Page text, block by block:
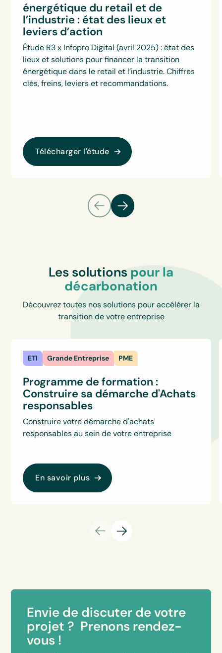
énergétique du retail et de
l’industrie : état des lieux et
leviers d’action
Étude R3 x Infopro Digital (avril 2025) : état des
lieux et solutions pour financer la transition
énergétique dans le retail et l’industrie. Chiffres
clés, freins, leviers et recommandations.
Télécharger l'étude
Les solutions pour la
décarbonation
Découvrez toutes nos solutions pour accélérer la
transition de votre entreprise
ETI Grande Entreprise PME
Programme de formation :
Construire sa démarche d'Achats
responsables
Construire votre démarche d'achats
responsables au sein de votre entreprise
En savoir plus
Envie de discuter de votre
projet ? Prenons rendez-
vous !